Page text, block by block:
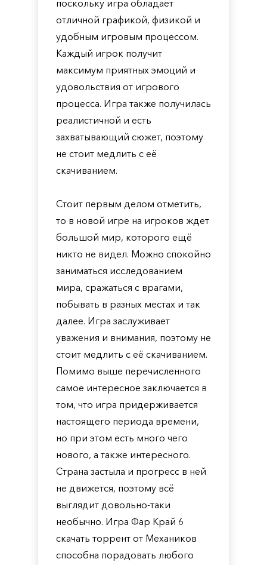
поскольку игра обладает
отличной графикой, физикой и
удобным игровым процессом.
Каждый игрок получит
максимум приятных эмоций и
удовольствия от игрового
процесса. Игра также получилась
реалистичной и есть
захватывающий сюжет, поэтому
не стоит медлить с её
скачиванием.
Стоит первым делом отметить,
то в новой игре на игроков ждет
большой мир, которого ещё
никто не видел. Можно спокойно
заниматься исследованием
мира, сражаться с врагами,
побывать в разных местах и так
далее. Игра заслуживает
уважения и внимания, поэтому не
стоит медлить с её скачиванием.
Помимо выше перечисленного
самое интересное заключается в
том, что игра придерживается
настоящего периода времени,
но при этом есть много чего
нового, а также интересного.
Страна застыла и прогресс в ней
не движется, поэтому всё
выглядит довольно-таки
необычно. Игра Фар Край 6
скачать торрент от Механиков
способна порадовать любого